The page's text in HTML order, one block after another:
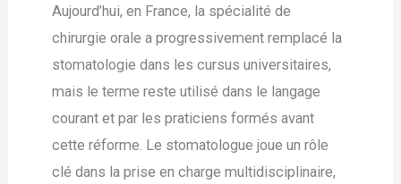
Aujourd’hui, en France, la spécialité de
chirurgie orale a progressivement remplacé la
stomatologie dans les cursus universitaires,
mais le terme reste utilisé dans le langage
courant et par les praticiens formés avant
cette réforme. Le stomatologue joue un rôle
clé dans la prise en charge multidisciplinaire,